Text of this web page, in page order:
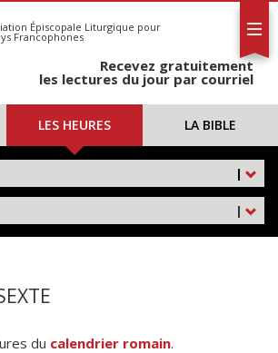
Épiscopale Liturgique pour
Francophones
Recevez gratuitement
les lectures du jour par courriel
LES HEURES LA BIBLE
|
|
du calendrier romain.